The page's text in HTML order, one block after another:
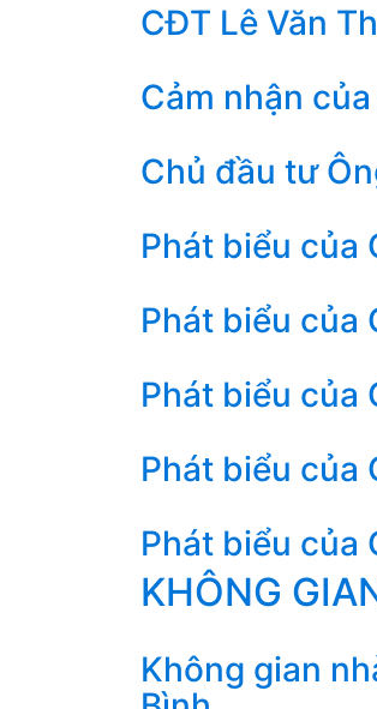
CĐT Lê Văn
Cảm nhận
Chủ đầu tư
Phát biểu của
Phát biểu của
Phát biểu của
Phát biểu của
Phát biểu của
KHÔNG
Không gian